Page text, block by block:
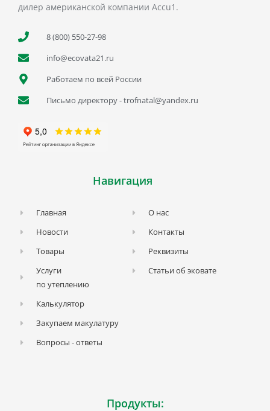
дилер американской компании Accu1.
8 (800) 550-27-98
info@ecovata21.ru
Работаем по всей России
Письмо директору - trofnatal@yandex.ru
Навигация
Главная
Новости
Товары
Услуги
по утеплению
Калькулятор
Закупаем макулатуру
Вопросы - ответы
О нас
Контакты
Реквизиты
Статьи об эковате
Продукты: